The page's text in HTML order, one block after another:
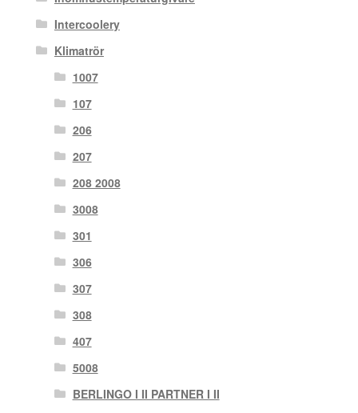
Intercoolery
Klimatrör
1007
107
206
207
208 2008
3008
301
306
307
308
407
5008
BERLINGO I II PARTNER I II